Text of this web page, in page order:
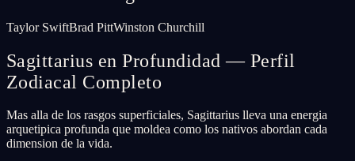
Taylor SwiftBrad PittWinston Churchill
Sagittarius en Profundidad — Perfil
Zodiacal Completo
Mas alla de los rasgos superficiales, Sagittarius lleva una energia
arquetipica profunda que moldea como los nativos abordan cada
dimension de la vida.